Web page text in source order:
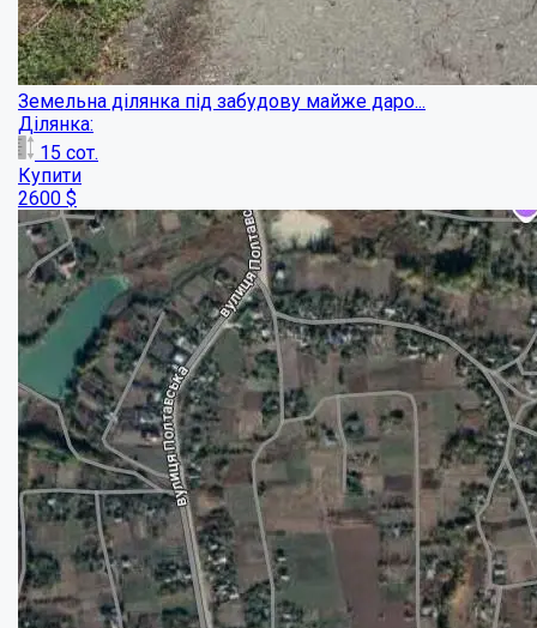
Продається ділянка під забудову с. Мачух...
Ділянка:
17 сот.
Купити
6000 $